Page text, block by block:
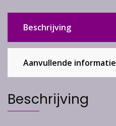
Beschrijving
Aanvullende informatie
Beschrijving